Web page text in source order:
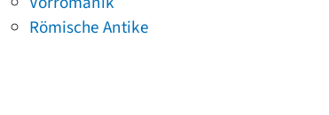
Römische Antike